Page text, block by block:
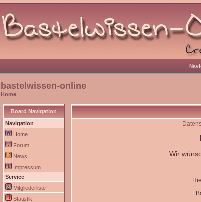
bastelwissen-online
Home
Board Navigation
Navigation
Home
Forum
News
Impressum
Service
Mitgliederliste
Statistik
Wir